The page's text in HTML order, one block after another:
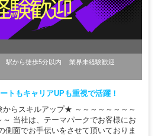
駅から徒歩5分以内
業界未経験歓迎
もキャリアUPも重視で活躍！
からスキルアップ★ ～～～～～～～～
当社は、テーマパークでお客様にお
側面でお手伝いをさせて頂いておりま